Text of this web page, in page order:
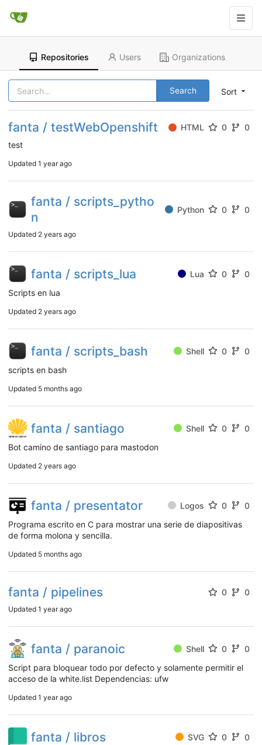
Repositories Users Organizations
Sort
Search
fanta / testWebOpenshift HTML 0
0
test
Updated 1 year ago
fanta / scripts_pytho
n
Python 0 0
Updated 2 years ago
fanta / scripts_lua Lua 0
0
Scripts en lua
Updated 2 years ago
fanta / scripts_bash Shell 0
0
scripts en bash
Updated 5 months ago
fanta / santiago Shell 0
0
Bot camino de santiago para mastodon
Updated 2 years ago
fanta / presentator Logos 0
0
Programa escrito en C para mostrar una serie de diapositivas
de forma molona y sencilla.
Updated 5 months ago
fanta / pipelines 0 0
Updated 1 year ago
fanta / paranoic Shell 0
0
Script para bloquear todo por defecto y solamente permitir el
acceso de la white.list Dependencias: ufw
Updated 1 year ago
fanta / libros SVG 0 0